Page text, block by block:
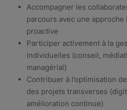
Accompagner les
parcours avec une
proactive
Participer activement à la
individuelles (conseil,
managérial)
Contribuer à l’optimisation
des projets transverses
amélioration continue)